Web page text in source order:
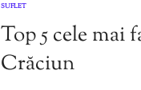
SUFLET
Top 5 cele mai
Crăciun